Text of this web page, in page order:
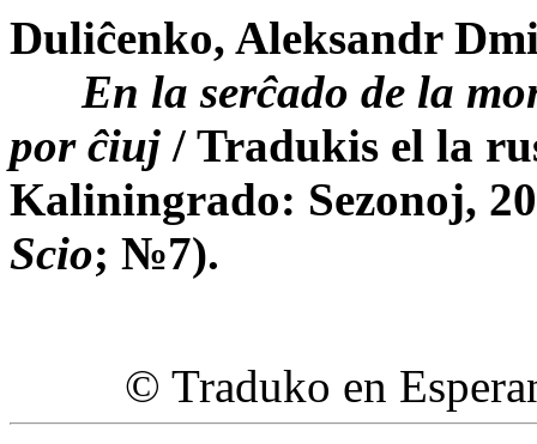
Duliĉenko, Aleksandr
En la serĉado de la
por ĉiuj / Tradukis el la
Kaliningrado: Sezonoj,
Scio; №7).
© Traduko en